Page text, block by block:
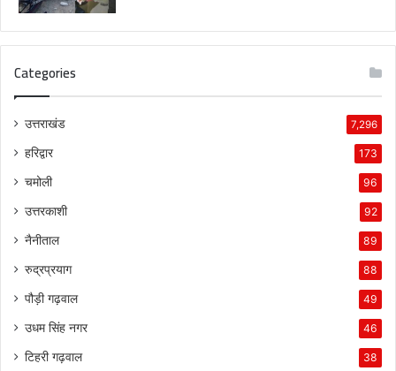
Categories
उत्तराखंड 7,296
हरिद्वार 173
चमोली 96
उत्तरकाशी 92
नैनीताल 89
रुद्रप्रयाग 88
पौड़ी गढ़वाल 49
उधम सिंह नगर 46
टिहरी गढ़वाल 38